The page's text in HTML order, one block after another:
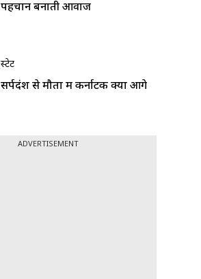
पहचान बनाती आवाज
स्टेट
सर्पदंश से मौतों में कर्नाटक क्यों आगे
ADVERTISEMENT